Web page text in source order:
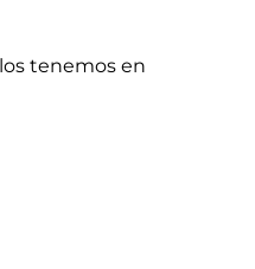
tenemos en